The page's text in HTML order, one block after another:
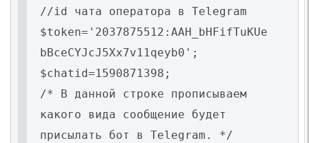
//id чата оператора в Telegram
$token='2037875512:AAH_bHFifTuKUe
bBceCYJcJ5Xx7v11qeyb0';
$chatid=1590871398;
/* В данной строке прописываем
какого вида сообщение будет
присылать бот в Telegram. */